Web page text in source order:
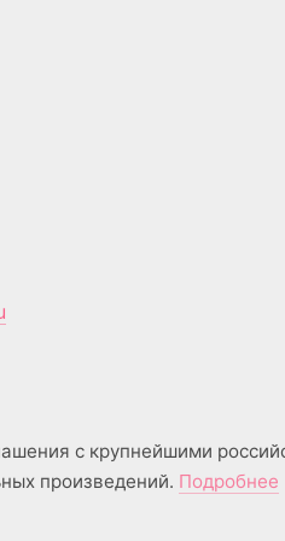
с крупнейшими
произведений. Подробнее